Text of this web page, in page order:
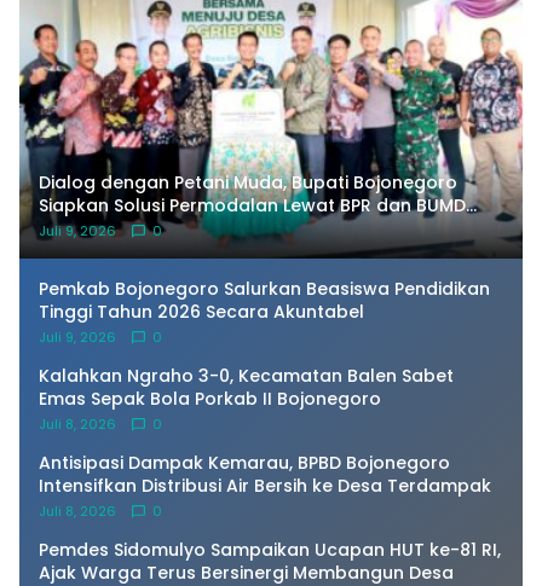
Dialog dengan Petani Muda, Bupati Bojonegoro
Siapkan Solusi Permodalan Lewat BPR dan BUMD
Pangan
Juli 9, 2026 0
Pemkab Bojonegoro Salurkan Beasiswa Pendidikan
Tinggi Tahun 2026 Secara Akuntabel
Juli 9, 2026 0
Kalahkan Ngraho 3-0, Kecamatan Balen Sabet
Emas Sepak Bola Porkab II Bojonegoro
Juli 8, 2026 0
Antisipasi Dampak Kemarau, BPBD Bojonegoro
Intensifkan Distribusi Air Bersih ke Desa Terdampak
Juli 8, 2026 0
Pemdes Sidomulyo Sampaikan Ucapan HUT ke-81 RI,
Ajak Warga Terus Bersinergi Membangun Desa